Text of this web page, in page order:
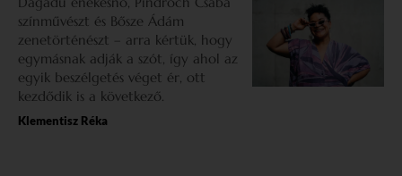
színművészt és Bősze Ádám
zenetörténészt – arra kértük, hogy
egymásnak adják a szót, így ahol az
egyik beszélgetés véget ér, ott
kezdődik is a következő.
Klementisz Réka